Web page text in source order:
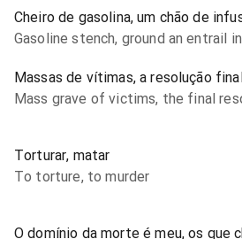
Cheiro de gasolina, um chão de
Gasoline stench, ground an entrail
Massas de vítimas, a resolução
Mass grave of victims, the final
Torturar, matar
To torture, to murder
O domínio da morte é meu, os que